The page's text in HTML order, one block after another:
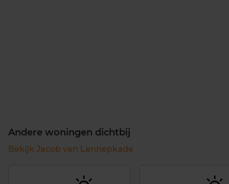
Andere woningen dichtbij
Bekijk Jacob van Lennepkade